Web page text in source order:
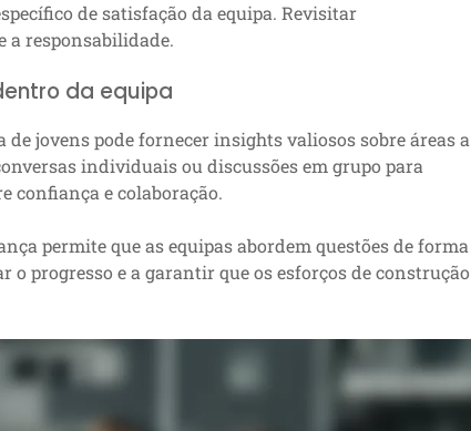
de satisfação da equipa. Revisitar
a responsabilidade.
da equipa
jovens pode fornecer insights valiosos sobre áreas a
individuais ou discussões em grupo para
confiança e colaboração.
permite que as equipas abordem questões de forma
progresso e a garantir que os esforços de construção